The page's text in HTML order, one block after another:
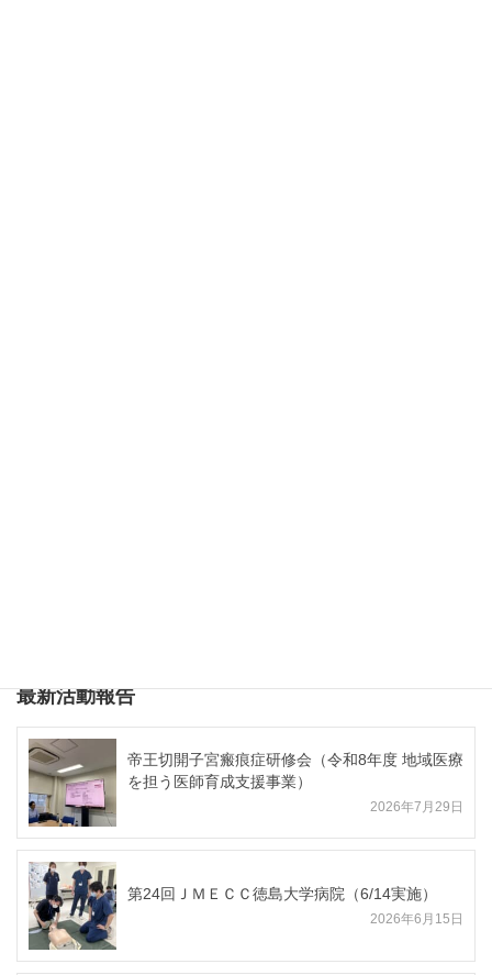
最新活動報告
帝王切開子宮瘢痕症研修会（令和8年度 地域医療
を担う医師育成支援事業）
2026年7月29日
第24回ＪＭＥＣＣ徳島大学病院（6/14実施）
2026年6月15日